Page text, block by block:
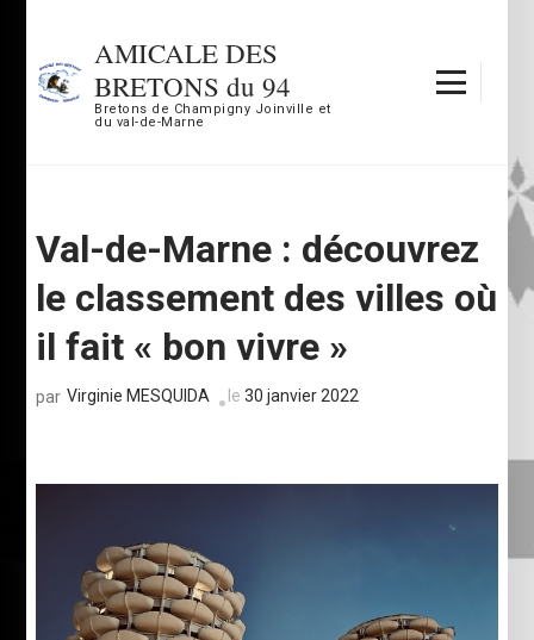
contenu
(Pressez
AMICALE DES
BRETONS du 94
Bretons de Champigny Joinville et
du val-de-Marne
Val-de-Marne : découvrez
le classement des villes où
il fait « bon vivre »
par Virginie MESQUIDA le30 janvier 2022